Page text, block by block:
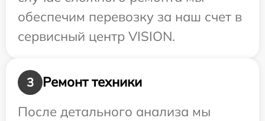
обеспечим перевозку за наш счет в
сервисный центр VISION.
3
Ремонт техники
После детального анализа мы